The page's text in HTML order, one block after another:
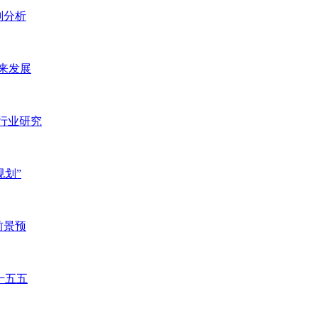
分析
发展
业研究
划”
景预
五五